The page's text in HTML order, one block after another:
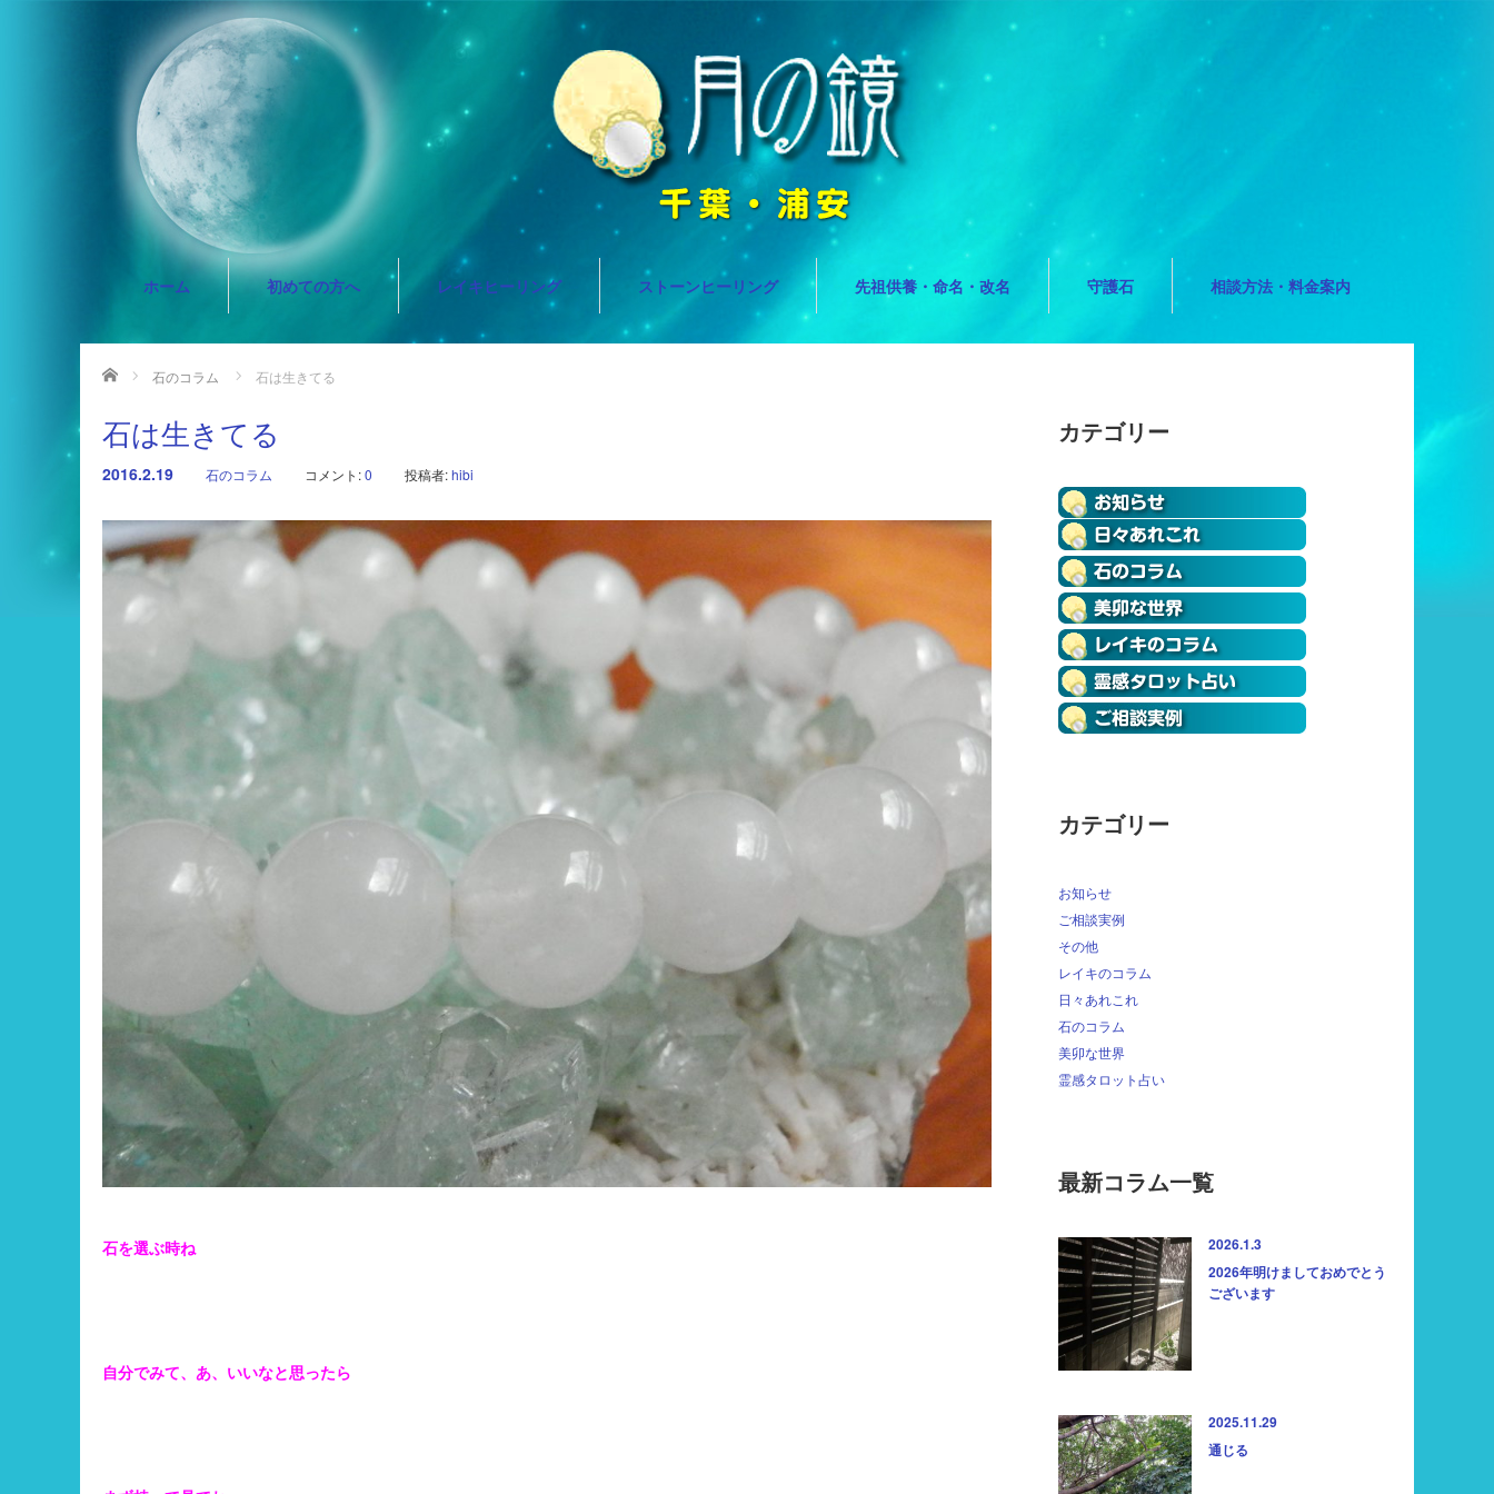
ホーム 初めての方へ レイキヒーリング ストーンヒーリング 先祖供養・命名・改名 守護石 相談方法・料金案内
ホーム 石のコラム 石は生きてる
石は生きてる
2016.2.19 石のコラム コメント:0 投稿者:hibi
石を選ぶ時ね
自分でみて、あ、いいなと思ったら
カテゴリー
カテゴリー
お知らせ
ご相談実例
その他
レイキのコラム
日々あれこれ
石のコラム
美卯な世界
霊感タロット占い
最新コラム一覧
2026.1.3
2026年明けましておめでとう
ございます
2025.11.29
通じる